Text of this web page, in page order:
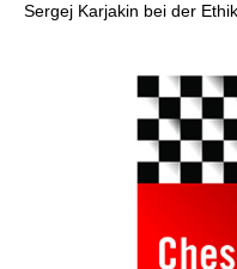
Sergej Karjakin bei der